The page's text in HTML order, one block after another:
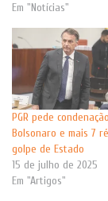
Em "Notícias"
PGR pede
Bolsonaro e mais 7
golpe de Estado
15 de julho de 2025
Em "Artigos"